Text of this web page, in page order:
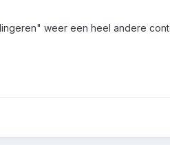
weer een heel andere